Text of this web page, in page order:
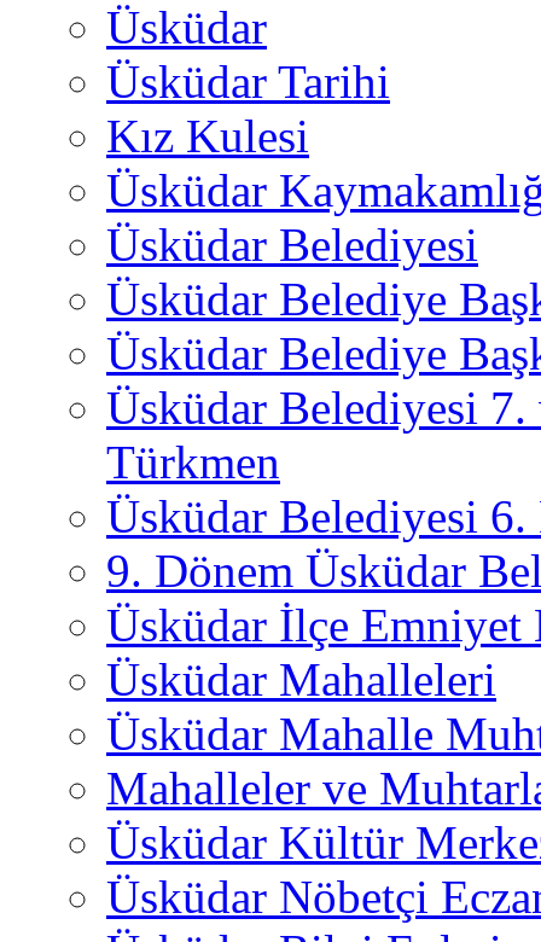
Üsküdar
Üsküdar Tarihi
Kız Kulesi
Üsküdar
Üsküdar Belediyesi
Üsküdar Belediye
Üsküdar Belediye
Üsküdar Belediyesi
Türkmen
Üsküdar Belediyesi 6.
9. Dönem Üsküdar
Üsküdar İlçe
Üsküdar Mahalleleri
Üsküdar Mahalle
Mahalleler ve
Üsküdar Kültür
Üsküdar Nöbetçi